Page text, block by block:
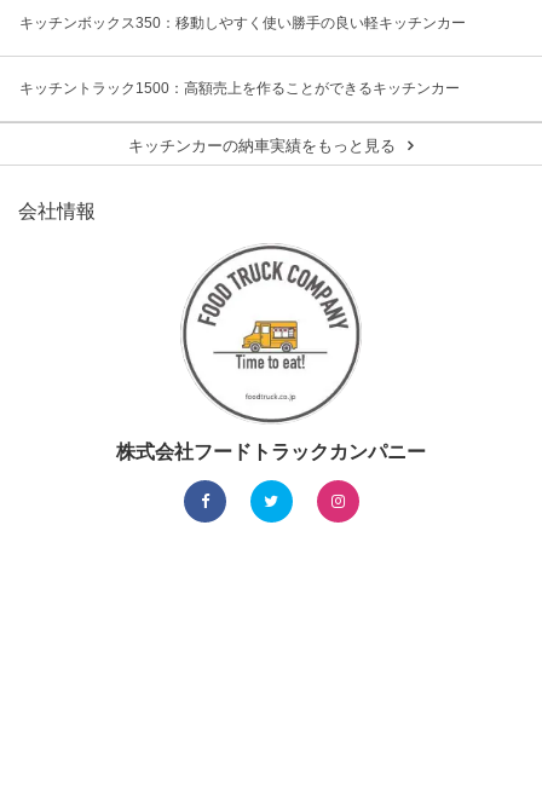
キッチンボックス350：移動しやすく使い勝手の良い軽キッチンカー
キッチントラック1500：高額売上を作ることができるキッチンカー
キッチンカーの納車実績をもっと見る
会社情報
株式会社フードトラックカンパニー